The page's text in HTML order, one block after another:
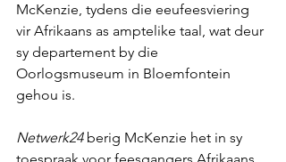
McKenzie, tydens die eeufeesviering
vir Afrikaans as amptelike taal, wat deur
sy departement by die
Oorlogsmuseum in Bloemfontein
gehou is.
Netwerk24 berig McKenzie het in sy